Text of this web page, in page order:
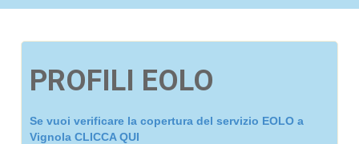
PROFILI EOLO
Se vuoi verificare la copertura del servizio EOLO a
Vignola CLICCA QUI